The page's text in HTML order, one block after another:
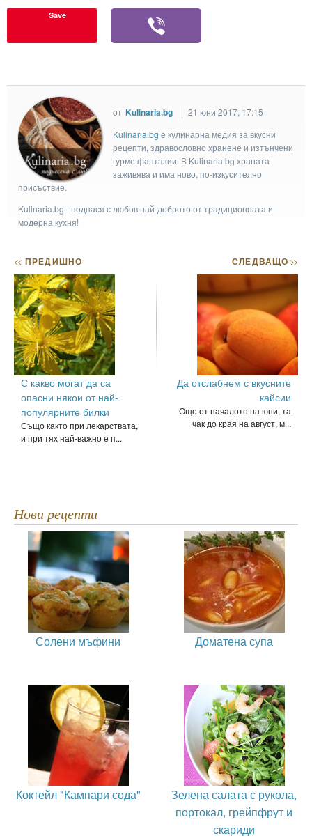
Save
от Kulinaria.bg
21 юни 2017, 17:15
Kulinaria.bg e кулинарна медия за вкусни
рецепти, здравословно хранене и изтънчени
гурме фантазии. В Kulinaria.bg храната
заживява и има ново, по-изкусително
присъствие.
Kulinaria.bg - поднася с любов най-доброто от традиционната и
модерна кухня!
<< ПРЕДИШНО
С какво могат да са
опасни някои от най-
популярните билки
Също както при лекарствата,
и при тях най-важно е п...
СЛЕДВАЩО>>
Да отслабнем с вкусните
кайсии
Още от началото на юни, та
чак до края на август, м...
Нови рецепти
Солени мъфини Доматена супа
Коктейл "Кампари сода"
Зелена салата с рукола,
портокал, грейпфрут и
скариди